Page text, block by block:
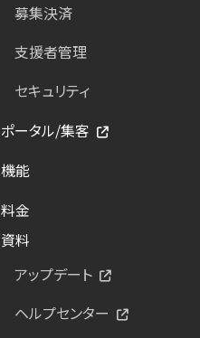
募集決済
支援者管理
セキュリティ
ポータル/集客
機能
料金
資料
アップデート
ヘルプセンター